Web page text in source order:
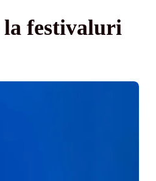
la festivaluri